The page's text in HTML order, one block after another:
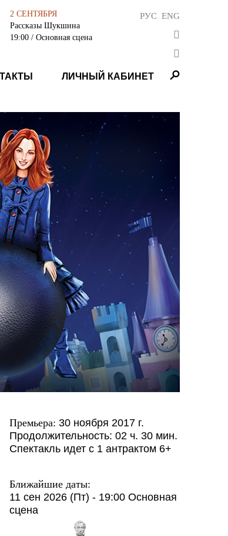
2 СЕНТЯБРЯ
Рассказы Шукшина
19:00 / Основная сцена
РУС ENG
ЛИЧНЫЙ КАБИНЕТ
Премьера: 30 ноября 2017 г.
Продолжительность: 02 ч. 30 мин.
Спектакль идет с 1 антрактом 6+
Ближайшие даты:
11 сен 2026 (Пт) - 19:00 Основная
сцена